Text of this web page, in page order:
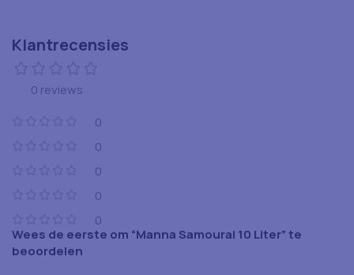
Klantrecensies
0 reviews
0
0
0
0
0
Wees de eerste om “Manna Samourai 10 Liter” te
beoordelen